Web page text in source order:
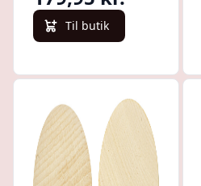
Til butik